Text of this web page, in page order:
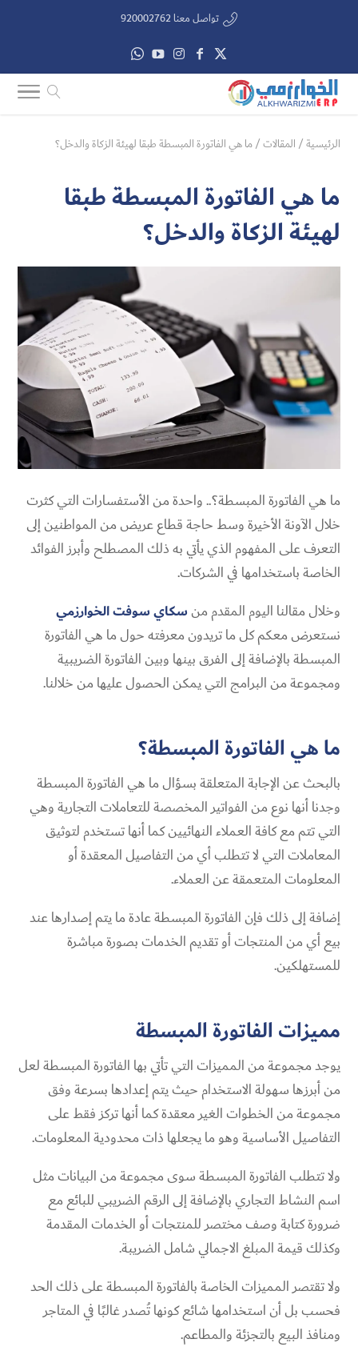
تواصل معنا 920002762
الرئيسية/ المقالات/ما هي الفاتورة المبسطة طبقا لهيئة الزكاة والدخل؟
ما هي الفاتورة المبسطة طبقا
لهيئة الزكاة والدخل؟
ما هي الفاتورة المبسطة؟.. واحدة من الأستفسارات التي كثرت
خلال الآونة الأخيرة وسط حاجة قطاع عريض من المواطنين إلى
التعرف على المفهوم الذي يأتي به ذلك المصطلح وأبرز الفوائد
الخاصة باستخدامها في الشركات.
وخلال مقالنا اليوم المقدم منسكاي سوفت الخوارزمي
نستعرض معكم كل ما تريدون معرفته حول ما هي الفاتورة
المبسطة بالإضافة إلى الفرق بينها وبين الفاتورة الضريبية
ومجموعة من البرامج التي يمكن الحصول عليها من خلالنا.
ما هي الفاتورة المبسطة؟
بالبحث عن الإجابة المتعلقة بسؤال ما هي الفاتورة المبسطة
وجدنا أنها نوع من الفواتير المخصصة للتعاملات التجارية وهي
التي تتم مع كافة العملاء النهائيين كما أنها تستخدم لتوثيق
المعاملات التي لا تتطلب أي من التفاصيل المعقدة أو
المعلومات المتعمقة عن العملاء.
إضافة إلى ذلك فإن الفاتورة المبسطة عادة ما يتم إصدارها عند
بيع أي من المنتجات أو تقديم الخدمات بصورة مباشرة
للمستهلكين.
مميزات الفاتورة المبسطة
يوجد مجموعة من المميزات التي تأتي بها الفاتورة المبسطة لعل
من أبرزها سهولة الاستخدام حيث يتم إعدادها بسرعة وفق
مجموعة من الخطوات الغير معقدة كما أنها تركز فقط على
التفاصيل الأساسية وهو ما يجعلها ذات محدودية المعلومات.
ولا تتطلب الفاتورة المبسطة سوى مجموعة من البيانات مثل
اسم النشاط التجاري بالإضافة إلى الرقم الضريبي للبائع مع
ضرورة كتابة وصف مختصر للمنتجات أو الخدمات المقدمة
وكذلك قيمة المبلغ الاجمالي شامل الضريبة.
ولا تقتصر المميزات الخاصة بالفاتورة المبسطة على ذلك الحد
فحسب بل أن استخدامها شائع كونها تُصدر غالبًا في المتاجر
ومنافذ البيع بالتجزئة والمطاعم.